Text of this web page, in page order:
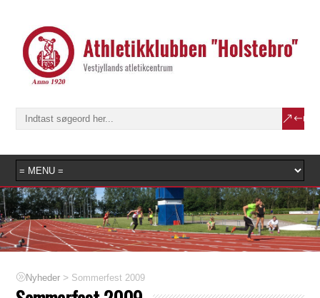
Nyheder > Sommerfest 2009